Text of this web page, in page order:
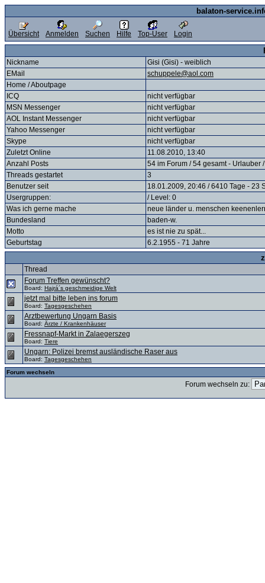
balaton-
Übersicht Anmelden Suchen Hilfe Top-User Login
Nickname
Gisi (Gisi) - weiblich
EMail
schuppele@aol.com
Home / Aboutpage
ICQ
nicht verfügbar
MSN Messenger
nicht verfügbar
AOL Instant Messenger
nicht verfügbar
Yahoo Messenger
nicht verfügbar
Skype
nicht verfügbar
Zuletzt Online
11.08.2010, 13:40
Anzahl Posts
54 im Forum / 54 gesamt - Urlauber
Threads gestartet
3
Benutzer seit
18.01.2009, 20:46 / 6410 Tage - 23
Usergruppen:
/ Level: 0
Was ich gerne mache
neue länder u. menschen
Bundesland
baden-w.
Motto
es ist nie zu spät...
Geburtstag
6.2.1955 - 71 Jahre
Thread
Forum Treffen gewünscht?
Board: Hajrá´s geschmeidige Welt
jetzt mal bitte leben ins forum
Board: Tagesgeschehen
Arztbewertung Ungarn Basis
Board: Ärzte / Krankenhäuser
Fressnapf-Markt in Zalaegerszeg
Board: Tiere
Ungarn: Polizei bremst ausländische Raser aus
Board: Tagesgeschehen
Forum wechseln
Forum wechseln zu: